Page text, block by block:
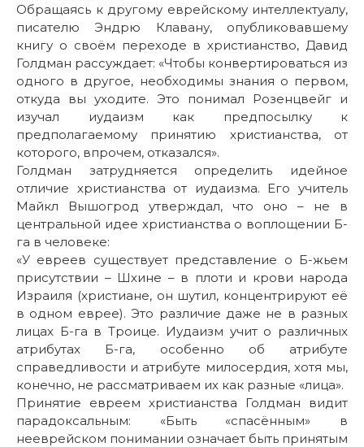
Обращаясь к другому еврейскому интеллектуалу,
писателю Эндрю Клавану, опубликовавшему
книгу о своём переходе в христианство, Давид
Голдман рассуждает: «Чтобы конвертироваться из
одного в другое, необходимы знания о первом,
откуда вы уходите. Это понимал Розенцвейг и
изучал иудаизм как предпосылку к
предполагаемому принятию христианства, от
которого, впрочем, отказался».
Голдман затрудняется определить идейное
отличие христианства от иудаизма. Его учитель
Майкл Вышогрод утверждал, что оно – не в
центральной идее христианства о воплощении Б-
га в человеке:
«У евреев существует представление о Б-жьем
присутствии – Шхине – в плоти и крови народа
Израиля (христиане, он шутил, концентрируют её
в одном еврее). Это различие даже не в разных
лицах Б-га в Троице. Иудаизм учит о различных
атрибутах Б-га, особенно об атрибуте
справедливости и атрибуте милосердия, хотя мы,
конечно, не рассматриваем их как разные «лица».
Принятие евреем христианства Голдман видит
парадоксальным: «Быть «спасённым» в
нееврейском понимании означает быть принятым